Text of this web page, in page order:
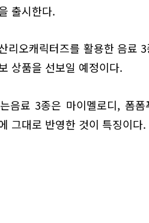
출시한다.
리오캐릭터즈를 활용한 음료
상품을 선보일 예정이다.
음료 3종은 마이멜로디, 폼
그대로 반영한 것이 특징이다.